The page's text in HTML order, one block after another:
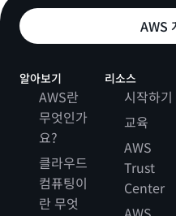
AWS
알아보기
AWS란
무엇인가
요?
클라우드
컴퓨팅이
란 무엇
리소스
시작하기
교육
AWS
Trust
Center